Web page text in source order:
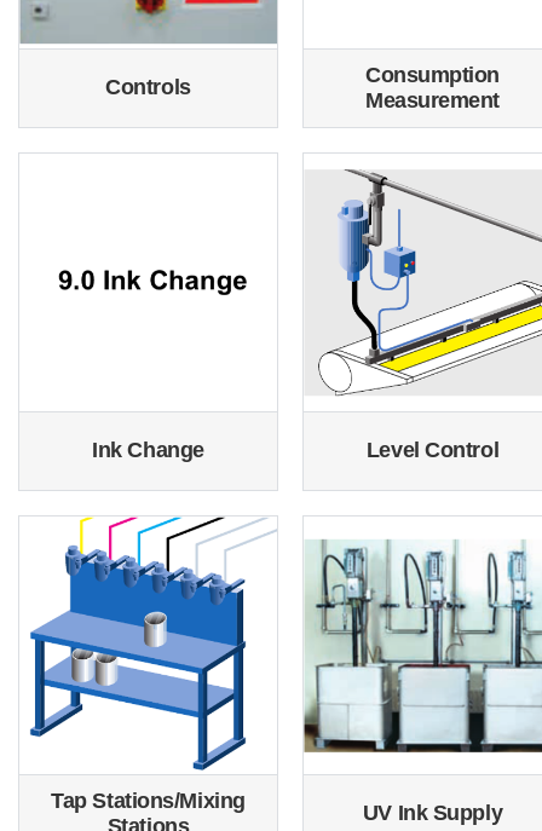
Controls
Consumption
Measurement
Ink Change Level Control
Tap Stations/Mixing
Stations
UV Ink Supply